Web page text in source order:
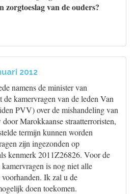
zorgtoeslag van de ouders?
2012
namens de minister van
kamervragen van de leden Van
PVV) over de mishandeling van
Marokkaanse straatterroristen,
termijn kunnen worden
zijn ingezonden op
kenmerk 2011Z26826. Voor de
is nog niet alle
Ik zal u de
doen toekomen.